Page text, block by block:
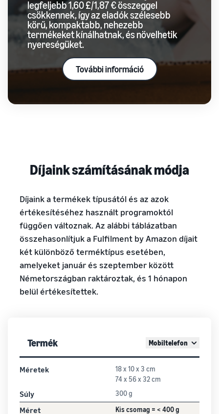
legfeljebb 1,60 £/1,87 € összeggel
csökkennek, így az eladók szélesebb
körű, kompaktabb, nehezebb
termékeket kínálhatnak, és növelhetik
nyereségüket.
További információ
Díjaink számításának módja
Díjaink a termékek típusától és az azok
értékesítéséhez használt programoktól
függően változnak. Az alábbi táblázatban
összehasonlítjuk a Fulfilment by Amazon díjait
két különböző terméktípus esetében,
amelyeket január és szeptember között
Németországban raktároztak, és 1 hónapon
belül értékesítettek.
Termék Mobiltelefon
Méretek
18 x 10 x 3 cm
74 x 56 x 32 cm
Súly 300 g
Méret Kis csomag = < 400 g